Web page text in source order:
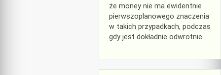
że money nie ma ewidentnie
pierwszoplanowego znaczenia
w takich przypadkach, podczas
gdy jest dokładnie odwrotnie.